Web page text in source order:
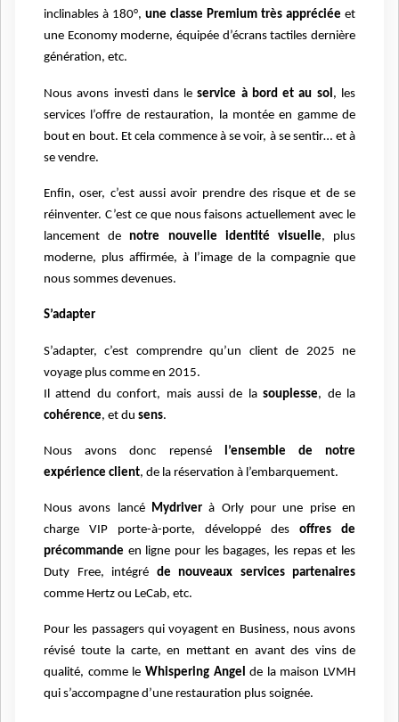
inclinables à 180°, une classe Premium très appréciée et
une Economy moderne, équipée d’écrans tactiles dernière
génération, etc.
Nous avons investi dans leservice à bord et au sol , les
services l’offre de restauration, la montée en gamme de
bout en bout. Et cela commence à se voir, à se sentir… et à
se vendre.
Enfin, oser, c’est aussi avoir prendre des risque et de se
réinventer. C’est ce que nous faisons actuellement avec le
lancement denotre nouvelle identité visuelle, plus
moderne, plus affirmée, à l’image de la compagnie que
nous sommes devenues.
S’adapter
S’adapter, c’est comprendre qu’un client de 2025 ne
voyage plus comme en 2015.
Il attend du confort, mais aussi de lasouplesse, de la
cohérence, et du sens.
Nous avons donc repensé
l’ensemble de notre
expérience client, de la réservation à l’embarquement.
Nous avons lancé Mydriver à Orly pour une prise en
charge VIP porte-à-porte, développé des offres de
précommande en ligne pour les bagages, les repas et les
Duty Free, intégré de nouveaux services partenaires
comme Hertz ou LeCab, etc.
Pour les passagers qui voyagent en Business, nous avons
révisé toute la carte, en mettant en avant des vins de
qualité, comme le Whispering Angelde la maison LVMH
qui s’accompagne d’une restauration plus soignée.